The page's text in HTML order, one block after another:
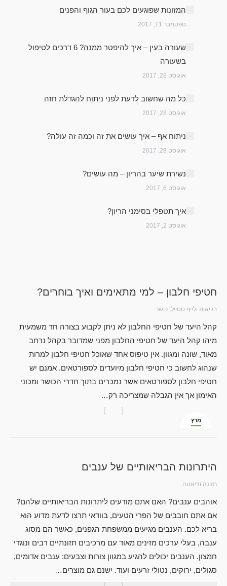
המזונות שפוגעים לכם בעור הגוף והפנים
ספטמבר 11, 2017
שעורה בעין – איך להיפטר ממנה? 6 דרכים לטיפול
בשעורה
אוגוסט 28, 2017
כל מה שחשוב לדעת לפני ניתוח להגדלת חזה
אוגוסט 28, 2017
ניתוח אף – איך עושים את זה וכמה זה עולה?
אוגוסט 28, 2017
נשירת שיער בהריון – מה עושים?
אוגוסט 6, 2017
איך תטפלי בסימני הריון?
אוגוסט 2, 2017
חטיפי חלבון – למי מתאימים ואיך בוחרים?
בריאות ולייף סטייל, כושר
קהל היעד של חטיפי החלבון לא ניתן לקבוע בצורה חד משמעית
מיהו קהל היעד של חטיפי החלבון מפני שמדובר בקהל נרחב
מאוד, שונה ומגוון. אין טיפוס אחד שאוכל חטיפי חלבון למרות
שנהוג לחשוב כי חטיפי חלבון מיועדים לספורטאים. אמנם יש
חטיפי חלבון לספורטאים אשר נמכרים בתוך חדרי הכושר ומכוני
האימון אך אין הגבלה שמצריכה רק…
מרץ
היתרונות הבריאותיים של ענבים
תזונה ודיאטה
אוהבים ענבים? האם אתם מודעים ליתרונות הבריאותיים שלהם?
אם אתם חובבים של הפרי הטעים, בוודאי תרצו לדעת מדוע הוא
בריא לכם. הענבים מגיעים ממשפחת הגפנים, כאשר הם מסוג
ענבה, בעלי ערכים מזינים מאוד עם מרכיבים תזונתיים רבים ונוגדי
חמצון. הענבים יכולים להגיע במגוון צורות וצבעים: ענבים אדומים,
סגולים, ירוקים, נטולי זרעים ועוד. ישנם גם מוצרים…